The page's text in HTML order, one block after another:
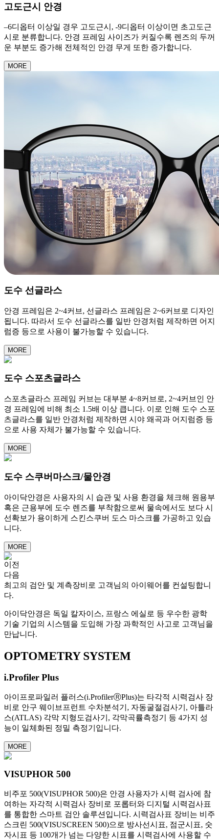
고도근시 안경
–6디옵터 이상일 경우 고도근시, -9디옵터 이상이면 초고도근
시로 분류합니다. 안경 프레임 사이즈가 커질수록 렌즈의 두꺼
운 부분도 증가해 전체적인 안경 무게 또한 증가합니다.
MORE
도수 선글라스
안경 프레임은 2~4커브, 선글라스 프레임은 2~6커브로 디자인
됩니다. 따라서 도수 선글라스를 일반 안경처럼 제작하면 어지
럼증 등으로 사용이 불가능할 수 있습니다.
MORE
도수 스포츠글라스
스포츠글라스 프레임 커브는 대부분 4~8커브로, 2~4커브인 안
경 프레임에 비해 최소 1.5배 이상 큽니다. 이로 인해 도수 스포
츠글라스를 일반 안경처럼 제작하면 시야 왜곡과 어지럼증 등
으로 사용 자체가 불가능할 수 있습니다.
MORE
도수 스쿠버마스크/물안경
아이닥안경은 사용자의 시 습관 및 사용 환경을 체크해 원용부
혹은 근용부에 도수 렌즈를 부착함으로써 물속에서도 보다 시
선확보가 용이하게 스킨스쿠버 도스 마스크를 가공하고 있습
니다.
MORE
이전
다음
최고의 검안 및 계측장비로 고객님의 아이웨어를 컨설팅합니
다.
아이닥안경은 독일 칼자이스, 프랑스 에실로 등 우수한 광학
기술 기업의 시스템을 도입해 가장 과학적인 사고로 고객님을
만납니다.
OPTOMETRY SYSTEM
i.Profiler Plus
아이프로파일러 플러스(i.ProfilerⓇPlus)는 타각적 시력검사 장
비로 안구 웨이브프런트 수차분석기, 자동굴절검사기, 아틀라
스(ATLAS) 각막 지형도검사기, 각막곡률측정기 등 4가지 성
능이 일체화된 정밀 측정기입니다.
MORE
VISUPHOR 500
비주포 500(VISUPHOR 500)은 안경 사용자가 시력 검사에 참
여하는 자각적 시력검사 장비로 포롭터와 디지털 시력검사표
를 통합한 스마트 검안 솔루션입니다. 시력검사표 장비는 비주
스크린 500(VISUSCREEN 500)으로 방사선시표, 점군시표, 숫
자시표 등 100개가 넘는 다양한 시표를 시력검사에 사용할 수